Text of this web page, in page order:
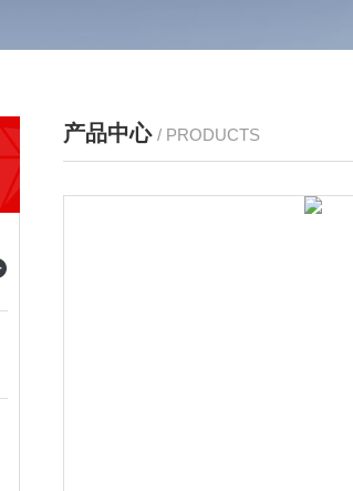
产品中心 / PRODUCTS